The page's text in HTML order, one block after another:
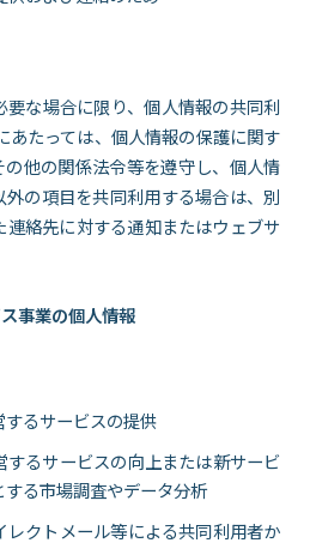
な場合に限り、個人情報の共同利
あたっては、個人情報の保護に関す
他の関係法令等を遵守し、個人情
の項目を共同利用する場合は、別
連絡先に対する通知またはウェブサ
事業の個人情報
するサービスの提供
するサービスの向上または新サービ
する市場調査やデータ分析
レクトメール等による共同利用者か